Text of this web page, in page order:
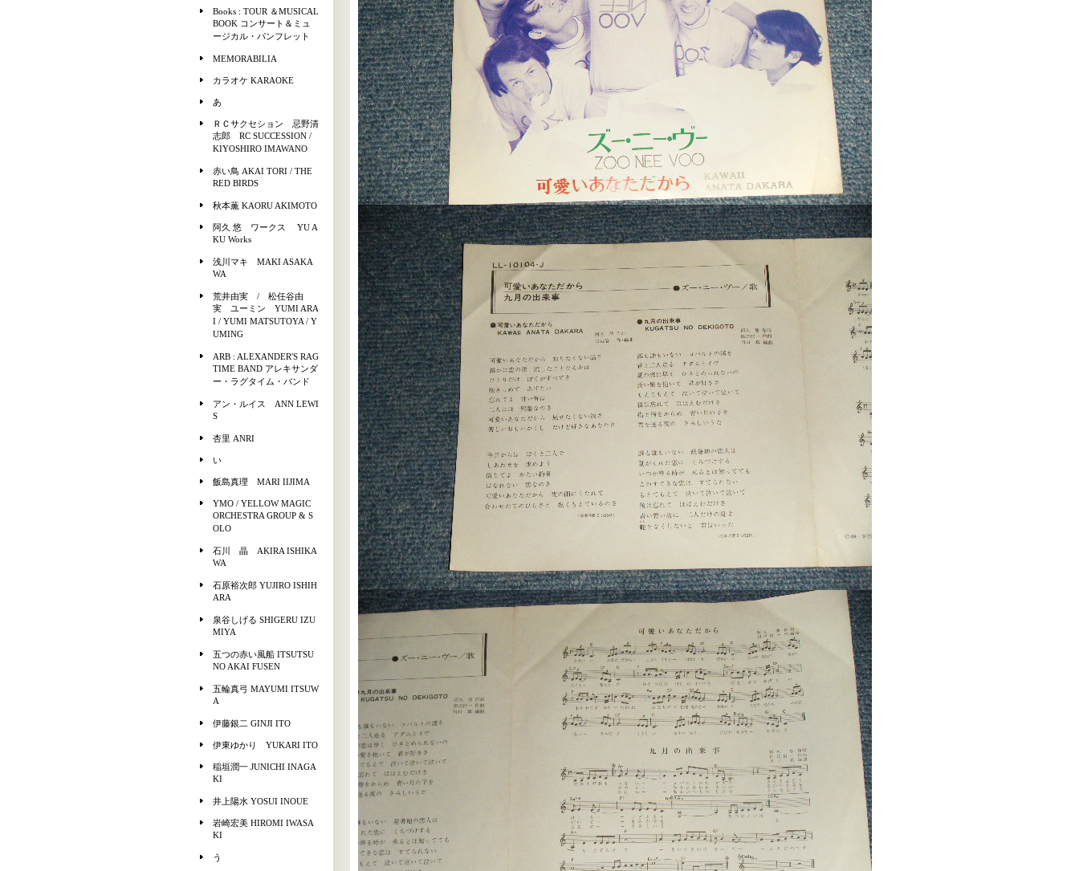
Books : TOUR ＆MUSICAL
BOOK コンサート＆ミュ
ージカル・パンフレット
MEMORABILIA
カラオケ KARAOKE
あ
ＲＣサクセション 忌野清
志郎 RC SUCCESSION /
KIYOSHIRO IMAWANO
赤い鳥 AKAI TORI / THE
RED BIRDS
秋本薫 KAORU AKIMOTO
阿久 悠 ワークス YU A
KU Works
浅川マキ MAKI ASAKA
WA
荒井由実 / 松任谷由
実 ユーミン YUMI ARA
I / YUMI MATSUTOYA / Y
UMING
ARB : ALEXANDER'S RAG
TIME BAND アレキサンダ
ー・ラグタイム・バンド
アン・ルイス ANN LEWI
S
杏里 ANRI
い
飯島真理 MARI IIJIMA
YMO / YELLOW MAGIC
ORCHESTRA GROUP & S
OLO
石川 晶 AKIRA ISHIKA
WA
石原裕次郎 YUJIRO ISHIH
ARA
泉谷しげる SHIGERU IZU
MIYA
五つの赤い風船 ITSUTSU
NO AKAI FUSEN
五輪真弓 MAYUMI ITSUW
A
伊藤銀二 GINJI ITO
伊東ゆかり YUKARI ITO
稲垣潤一 JUNICHI INAGA
KI
井上陽水 YOSUI INOUE
岩崎宏美 HIROMI IWASA
KI
う